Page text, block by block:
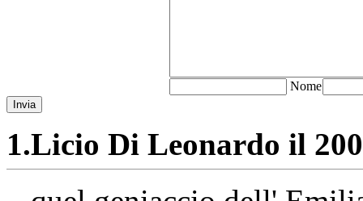
Nome
Invia
1.Licio Di Leonardo il